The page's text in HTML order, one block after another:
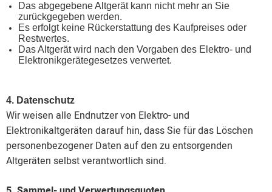
Das abgegebene Altgerät kann nicht mehr an Sie
zurückgegeben werden.
Es erfolgt keine Rückerstattung des Kaufpreises oder
Restwertes.
Das Altgerät wird nach den Vorgaben des Elektro- und
Elektronikgerätegesetzes verwertet.
4. Datenschutz
Wir weisen alle Endnutzer von Elektro- und
Elektronikaltgeräten darauf hin, dass Sie für das Löschen
personenbezogener Daten auf den zu entsorgenden
Altgeräten selbst verantwortlich sind.